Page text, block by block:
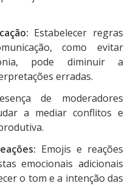
Estabelecer regras
como evitar
pode diminuir a
erradas.
de moderadores
a mediar conflitos e
Emojis e reações
emocionais adicionais
o tom e a intenção das